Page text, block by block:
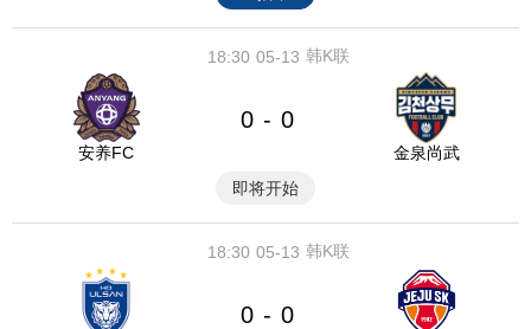
05-13
18:30 韩K联
安养FC
0 - 0
金泉尚武
即将开始
05-13
18:30 韩K联
0 - 0